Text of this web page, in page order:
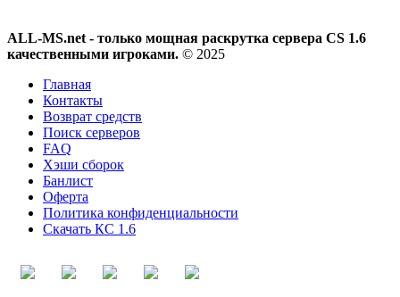
ALL-MS.net - только мощная раскрутка сервера CS 1.6
качественными игроками. © 2025
Главная
Контакты
Возврат средств
Поиск серверов
FAQ
Хэши сборок
Банлист
Оферта
Политика конфиденциальности
Скачать КС 1.6